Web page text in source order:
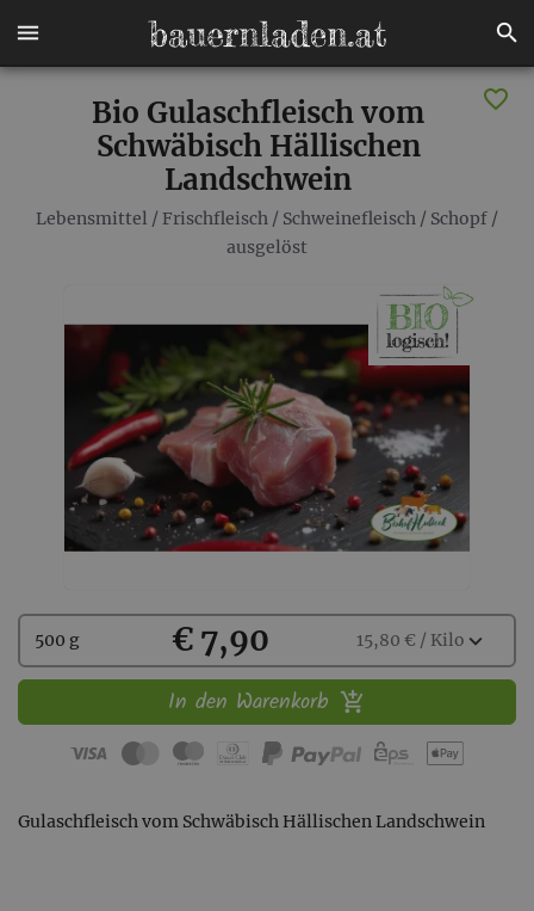
Bio Gulaschfleisch vom
Schwäbisch Hällischen
Landschwein
Lebensmittel / Frischfleisch / Schweinefleisch / Schopf /
ausgelöst
Kaufen
Wählen
Sie
Menge
500 g € 7,90 15,80 € / Kiloexpand_more
In den Warenkorb
Gulaschfleisch vom Schwäbisch Hällischen Landschwein